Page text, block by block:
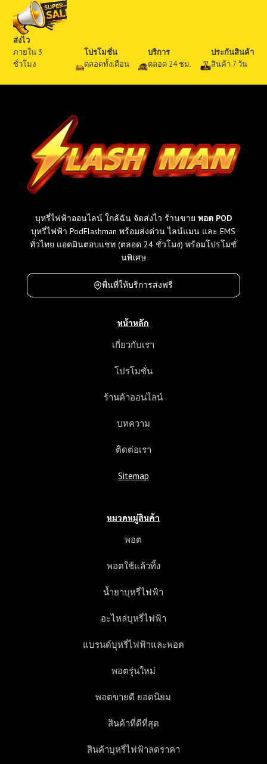
ส่งไว
ภายใน 3
ชั่วโมง
โปรโมชั่น
ตลอดทั้งเดือน
บริการ
ตลอด 24 ชม.
ประกันสินค้า
สินค้า 7 วัน
บุหรี่ไฟฟ้าออนไลน์ ใกล้ฉัน จัดส่งไว ร้านขาย พอต POD
บุหรี่ไฟฟ้า PodFlashman พร้อมส่งด่วน ไลน์แมน และ EMS
ทั่วไทย แอดมินตอบแชท (ตลอด 24 ชั่วโมง) พร้อมโปรโมชั่
นพิเศษ
พื่นที่ให้บริการส่งฟรี
หน้าหลัก
เกี่ยวกับเรา
โปรโมชั่น
ร้านค้าออนไลน์
บทความ
ติดต่อเรา
Sitemap
หมวดหมู่สินค้า
พอต
พอตใช้แล้วทิ้ง
น้ำยาบุหรี่ไฟฟ้า
อะไหล่บุหรี่ไฟฟ้า
แบรนด์บุหรี่ไฟฟ้าและพอต
พอตรุ่นใหม่
พอตขายดี ยอดนิยม
สินค้าที่ดีที่สุด
สินค้าบุหรี่ไฟฟ้าลดราคา